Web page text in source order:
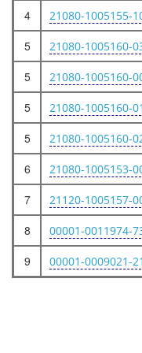
4
21080-1005155-
5
21080-1005160-
5
21080-1005160-
5
21080-1005160-01
5
21080-1005160-
6
21080-1005153-
7
21120-1005157-
8
00001-0011974-
9
00001-0009021-21